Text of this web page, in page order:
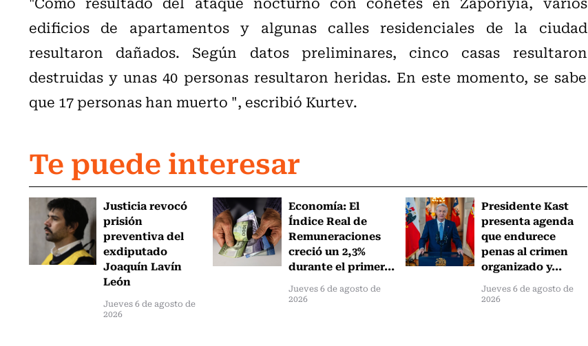
edificios de apartamentos y algunas calles residenciales de la ciudad
resultaron dañados. Según datos preliminares, cinco casas resultaron
destruidas y unas 40 personas resultaron heridas. En este momento, se sabe
que 17 personas han muerto ", escribió Kurtev.
Te puede interesar
Justicia revocó
prisión
preventiva del
exdiputado
Joaquín Lavín
León
Jueves 6 de agosto de
2026
Economía: El
Índice Real de
Remuneraciones
creció un 2,3%
durante el primer...
Jueves 6 de agosto de
2026
Presidente Kast
presenta agenda
que endurece
penas al crimen
organizado y...
Jueves 6 de agosto de
2026